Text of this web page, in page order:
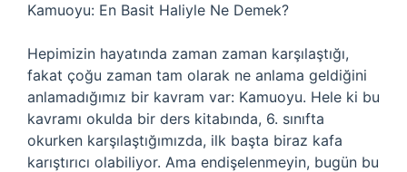
Kamuoyu: En Basit Haliyle Ne Demek?
Hepimizin hayatında zaman zaman karşılaştığı,
fakat çoğu zaman tam olarak ne anlama geldiğini
anlamadığımız bir kavram var: Kamuoyu. Hele ki bu
kavramı okulda bir ders kitabında, 6. sınıfta
okurken karşılaştığımızda, ilk başta biraz kafa
karıştırıcı olabiliyor. Ama endişelenmeyin, bugün bu